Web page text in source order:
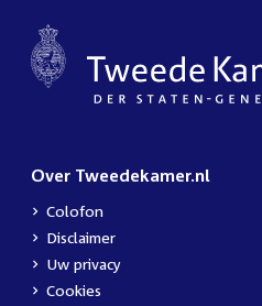
Over Tweedekamer.nl
Colofon
Disclaimer
Uw privacy
Cookies